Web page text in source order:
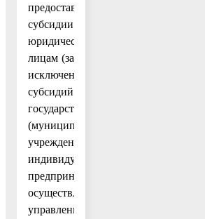
предоставления
субсидии
юридическим
лицам (за
исключением
субсидий
государственным
(муниципальным)
учреждениям),
индивидуальным
предпринимателям,
осуществляющим
управление